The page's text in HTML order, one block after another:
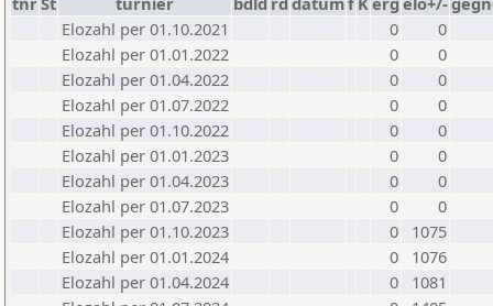
Elozahl per 01.10.2021
0
0
Elozahl per 01.01.2022
0
0
Elozahl per 01.04.2022
0
0
Elozahl per 01.07.2022
0
0
Elozahl per 01.10.2022
0
0
Elozahl per 01.01.2023
0
0
Elozahl per 01.04.2023
0
0
Elozahl per 01.07.2023
0
0
Elozahl per 01.10.2023
0
1075
Elozahl per 01.01.2024
0
1076
Elozahl per 01.04.2024
0
1081